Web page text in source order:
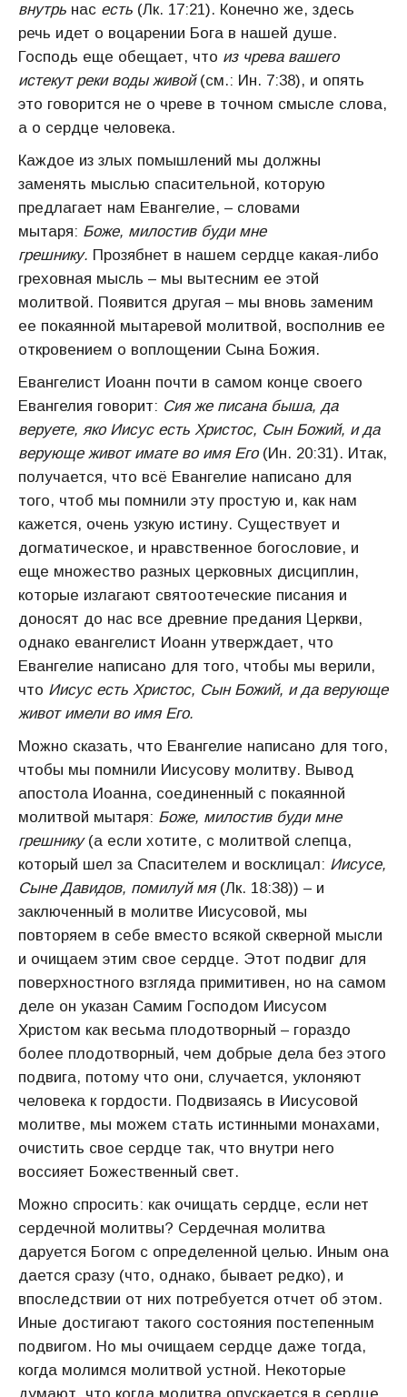
внутрь нас есть (Лк. 17:21). Конечно же, здесь
речь идет о воцарении Бога в нашей душе.
Господь еще обещает, что из чрева вашего
истекут реки воды живой(см.: Ин. 7:38), и опять
это говорится не о чреве в точном смысле слова,
а о сердце человека.
Каждое из злых помышлений мы должны
заменять мыслью спасительной, которую
предлагает нам Евангелие, – словами
мытаря: Боже, милостив буди мне
грешнику. Прозябнет в нашем сердце какая-либо
греховная мысль – мы вытесним ее этой
молитвой. Появится другая – мы вновь заменим
ее покаянной мытаревой молитвой, восполнив ее
откровением о воплощении Сына Божия.
Евангелист Иоанн почти в самом конце своего
Евангелия говорит: Сия же писана быша, да
веруете, яко Иисус есть Христос, Сын Божий, и да
верующе живот имате во имя Его(Ин. 20:31). Итак,
получается, что всё Евангелие написано для
того, чтоб мы помнили эту простую и, как нам
кажется, очень узкую истину. Существует и
догматическое, и нравственное богословие, и
еще множество разных церковных дисциплин,
которые излагают святоотеческие писания и
доносят до нас все древние предания Церкви,
однако евангелист Иоанн утверждает, что
Евангелие написано для того, чтобы мы верили,
что Иисус есть Христос, Сын Божий, и да верующе
живот имели во имя Его.
Можно сказать, что Евангелие написано для того,
чтобы мы помнили Иисусову молитву. Вывод
апостола Иоанна, соединенный с покаянной
молитвой мытаря: Боже, милостив буди мне
грешнику(а если хотите, с молитвой слепца,
который шел за Спасителем и восклицал: Иисусе,
Сыне Давидов, помилуй мя(Лк. 18:38)) – и
заключенный в молитве Иисусовой, мы
повторяем в себе вместо всякой скверной мысли
и очищаем этим свое сердце. Этот подвиг для
поверхностного взгляда примитивен, но на самом
деле он указан Самим Господом Иисусом
Христом как весьма плодотворный – гораздо
более плодотворный, чем добрые дела без этого
подвига, потому что они, случается, уклоняют
человека к гордости. Подвизаясь в Иисусовой
молитве, мы можем стать истинными монахами,
очистить свое сердце так, что внутри него
воссияет Божественный свет.
Можно спросить: как очищать сердце, если нет
сердечной молитвы? Сердечная молитва
даруется Богом с определенной целью. Иным она
дается сразу (что, однако, бывает редко), и
впоследствии от них потребуется отчет об этом.
Иные достигают такого состояния постепенным
подвигом. Но мы очищаем сердце даже тогда,
когда молимся молитвой устной. Некоторые